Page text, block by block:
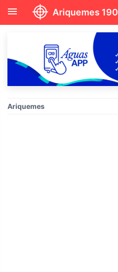
menu Ariquemes 190
Ariquemes